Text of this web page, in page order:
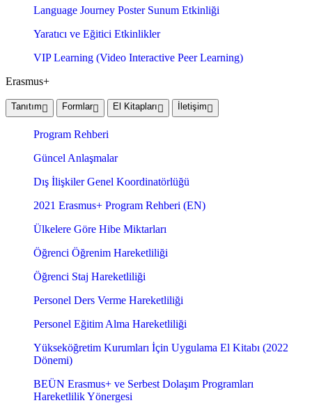
Language Journey Poster Sunum Etkinliği
Yaratıcı ve Eğitici Etkinlikler
VIP Learning (Video Interactive Peer Learning)
Erasmus+
Tanıtım Formlar El Kitapları İletişim
Program Rehberi
Güncel Anlaşmalar
Dış İlişkiler Genel Koordinatörlüğü
2021 Erasmus+ Program Rehberi (EN)
Ülkelere Göre Hibe Miktarları
Öğrenci Öğrenim Hareketliliği
Öğrenci Staj Hareketliliği
Personel Ders Verme Hareketliliği
Personel Eğitim Alma Hareketliliği
Yükseköğretim Kurumları İçin Uygulama El Kitabı (2022
Dönemi)
BEÜN Erasmus+ ve Serbest Dolaşım Programları
Hareketlilik Yönergesi